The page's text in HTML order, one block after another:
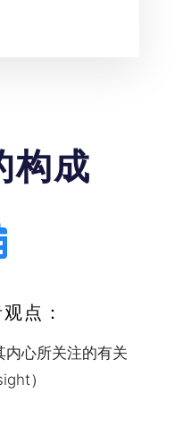
构成​
点：
内心所关注的有关
）